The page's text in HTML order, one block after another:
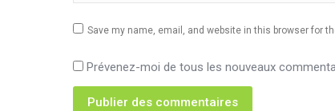
Save my name, email, and website in this browser for
Prévenez-moi de tous les nouveaux
Publier des commentaires